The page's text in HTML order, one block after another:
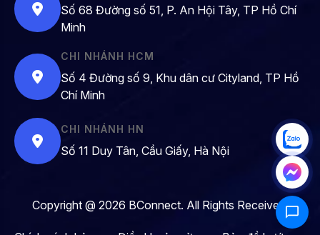
Số 68 Đường số 51, P. An Hội Tây, TP Hồ Chí
Minh
CHI NHÁNH HCM
Số 4 Đường số 9, Khu dân cư Cityland, TP Hồ
Chí Minh
CHI NHÁNH HN
Số 11 Duy Tân, Cầu Giấy, Hà Nội
Copyright @ 2026 BConnect. All Rights Received.